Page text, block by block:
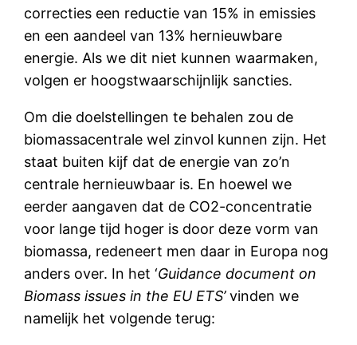
correcties een reductie van 15% in emissies
en een aandeel van 13% hernieuwbare
energie. Als we dit niet kunnen waarmaken,
volgen er hoogstwaarschijnlijk sancties.
Om die doelstellingen te behalen zou de
biomassacentrale wel zinvol kunnen zijn. Het
staat buiten kijf dat de energie van zo’n
centrale hernieuwbaar is. En hoewel we
eerder aangaven dat de CO2-concentratie
voor lange tijd hoger is door deze vorm van
biomassa, redeneert men daar in Europa nog
anders over. In het ‘Guidance document on
Biomass issues in the EU ETS’vinden we
namelijk het volgende terug: